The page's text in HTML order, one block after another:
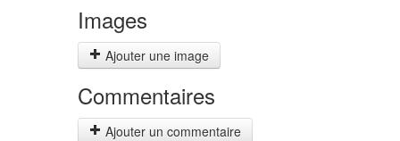
Images
Ajouter une image
Commentaires
Ajouter un commentaire